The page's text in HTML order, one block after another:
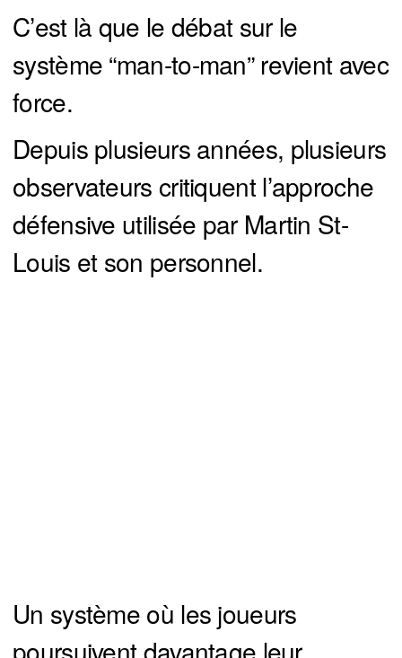
C’est là que le débat sur le
système “man-to-man” revient avec
force.
Depuis plusieurs années, plusieurs
observateurs critiquent l’approche
défensive utilisée par Martin St-
Louis et son personnel.
Un système où les joueurs